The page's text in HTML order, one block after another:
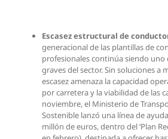
Escasez estructural de
generacional de las plantillas de
profesionales continúa siendo uno
graves del sector. Sin soluciones a
escasez amenaza la capacidad
por carretera y la viabilidad de las
noviembre, el Ministerio de
Sostenible lanzó una línea de
millón de euros, dentro del ‘Plan